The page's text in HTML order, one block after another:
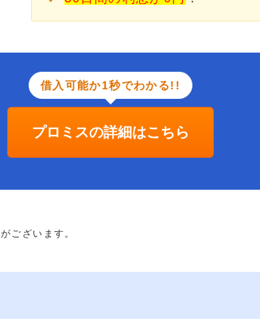
借入可能か1秒でわかる!!
プロミスの詳細はこちら
ございます。